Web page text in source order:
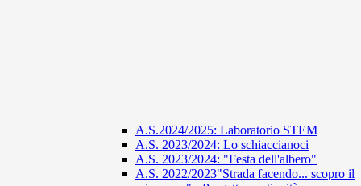
A.S.2024/2025: Laboratorio STEM
A.S. 2023/2024: Lo schiaccianoci
A.S. 2023/2024: "Festa dell'albero"
A.S. 2022/2023"Strada facendo... scopro il